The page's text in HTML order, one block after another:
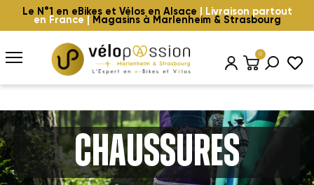
Le N°1 en eBikes et Vélos en Alsace | Livraison partout
en France | Magasins à Marlenheim & Strasbourg
0
Chaussures